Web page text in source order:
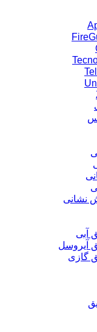
نشانی
آبی
آیروسل
گازی